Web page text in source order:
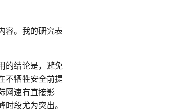
容。我的研究表
的结论是，避免
不牺牲安全前提
网速有直接影
段尤为突出。